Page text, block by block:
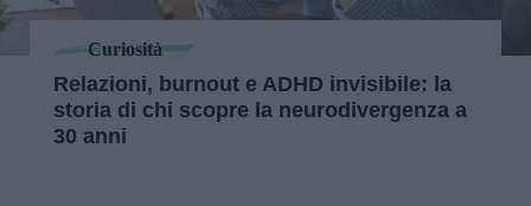
Curiosità
Relazioni, burnout e ADHD invisibile: la
storia di chi scopre la neurodivergenza a
30 anni